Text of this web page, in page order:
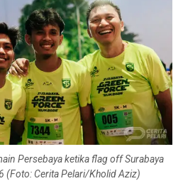
Persebaya ketika flag off Surabaya
(Foto: Cerita Pelari/Kholid Aziz)